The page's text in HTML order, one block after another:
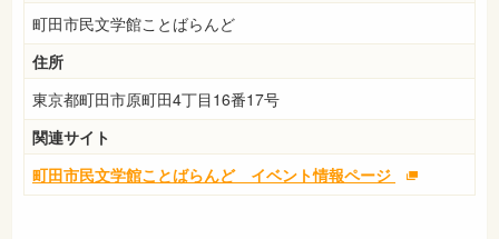
町田市民文学館ことばらんど
住所
東京都町田市原町田4丁目16番17号
関連サイト
町田市民文学館ことばらんど イベント情報ページ